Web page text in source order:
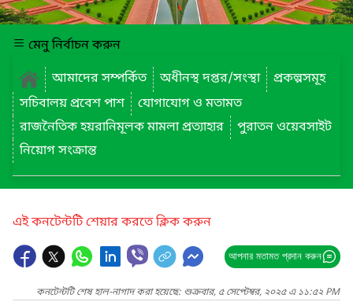
মেনু নির্বাচন করুন
আমাদের সম্পর্কিত
অধীনস্থ দপ্তর/সংস্থা
প্রকল্পসমূহ
সচিবালয় প্রবেশ পাশ
যোগাযোগ ও মতামত
রাজনৈতিক হয়রানিমূলক মামলা প্রত্যাহার
পুরাতন ওয়েবসাইট
নিয়োগ সংক্রান্ত
এই কনটেন্টটি শেয়ার করতে ক্লিক করুন
আপনার মতামত প্রদান করুন
কনটেন্টটি শেষ হাল-নাগাদ করা হয়েছে: শুক্রবার, ৫ সেপ্টেম্বর, ২০২৫ এ ১১:৫২ PM